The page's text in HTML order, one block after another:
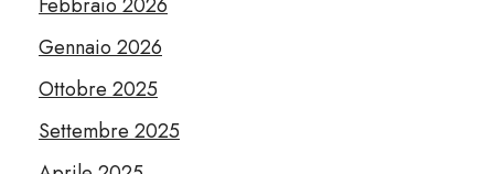
Gennaio 2026
Ottobre 2025
Settembre 2025